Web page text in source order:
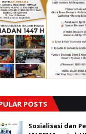
POSTS
Sosialisasi dan